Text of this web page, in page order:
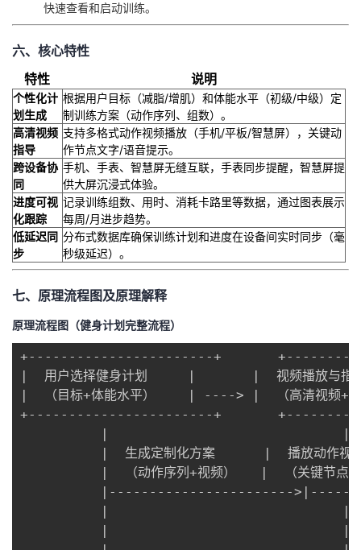
快速查看和启动训练。
六、核心特性
特性
说明
​个性化计
划生成​
根据用户目标（减脂/增肌）和体能水平（初级/中级）定
制训练方案（动作序列、组数）。
​高清视频
指导​
支持多格式动作视频播放（手机/平板/智慧屏），关键动
作节点文字/语音提示。
​跨设备协
同​
手机、手表、智慧屏无缝互联，手表同步提醒，智慧屏提
供大屏沉浸式体验。
​进度可视
化跟踪​
记录训练组数、用时、消耗卡路里等数据，通过图表展示
每周/月进步趋势。
​低延迟同
步​
分布式数据库确保训练计划和进度在设备间实时同步（毫
秒级延迟）。
七、原理流程图及原理解释
原理流程图（健身计划完整流程）
+-----------------------+
|  用户选择健身计划     |       |  视频播放
|  （目标+体能水平）    | ----> |  （高清视
+-----------------------+
|                             |
|  生成定制化方案      |  播放动作
|  （动作序列+视频）   |  （关键节点
|-----------------------
|                             |
|                             |